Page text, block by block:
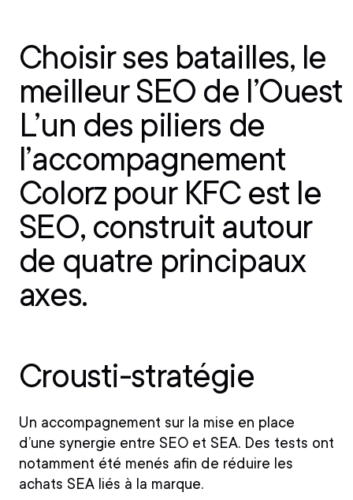
Choisir ses batailles, le
meilleur SEO de l’Ouest
L’un des piliers de
l’accompagnement
Colorz pour KFC est le
SEO, construit autour
de quatre principaux
axes.
Crousti-stratégie
Un accompagnement sur la mise en place
d’une synergie entre SEO et SEA. Des tests ont
notamment été menés afin de réduire les
achats SEA liés à la marque.